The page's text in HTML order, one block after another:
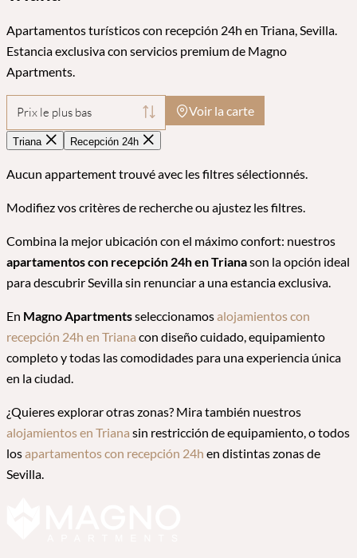
Apartamentos turísticos con recepción 24h en Triana, Sevilla.
Estancia exclusiva con servicios premium de Magno
Apartments.
Prix le plus bas Voir la carte
Triana Recepción 24h
Aucun appartement trouvé avec les filtres sélectionnés.
Modifiez vos critères de recherche ou ajustez les filtres.
Combina la mejor ubicación con el máximo confort: nuestros
apartamentos con recepción 24h en Trianason la opción ideal
para descubrir Sevilla sin renunciar a una estancia exclusiva.
En Magno Apartmentsseleccionamosalojamientos con
recepción 24h en Triana con diseño cuidado, equipamiento
completo y todas las comodidades para una experiencia única
en la ciudad.
¿Quieres explorar otras zonas? Mira también nuestros
alojamientos en Triana sin restricción de equipamiento, o todos
losapartamentos con recepción 24h en distintas zonas de
Sevilla.